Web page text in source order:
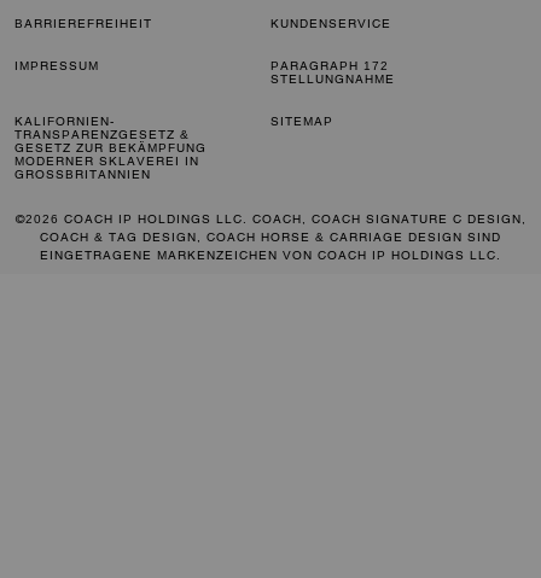
BARRIEREFREIHEIT KUNDENSERVICE
IMPRESSUM
PARAGRAPH 172
STELLUNGNAHME
KALIFORNIEN-
TRANSPARENZGESETZ &
GESETZ ZUR BEKÄMPFUNG
MODERNER SKLAVEREI IN
GROSSBRITANNIEN
SITEMAP
©2026 COACH IP HOLDINGS LLC. COACH, COACH SIGNATURE C DESIGN,
COACH & TAG DESIGN, COACH HORSE & CARRIAGE DESIGN SIND
EINGETRAGENE MARKENZEICHEN VON COACH IP HOLDINGS LLC.